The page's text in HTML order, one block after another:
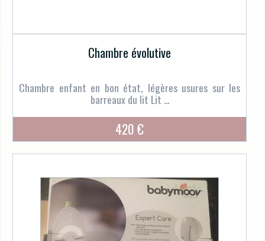
Chambre évolutive
Chambre enfant en bon état, légères usures sur les
barreaux du lit Lit ...
420 €